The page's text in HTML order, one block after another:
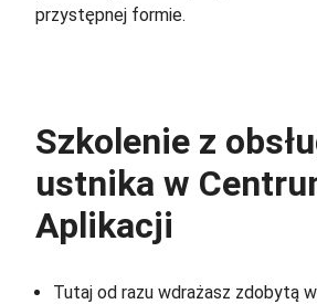
przystępnej formie.
Szkolenie z
ustnika w
Aplikacji
Tutaj od razu wdrażasz zdobytą